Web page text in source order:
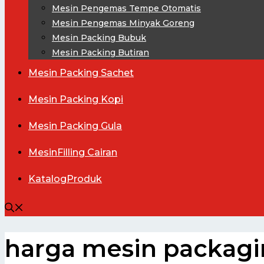
Mesin Pengemas Tempe Otomatis
Mesin Pengemas Minyak Goreng
Mesin Packing Bubuk
Mesin Packing Butiran
Mesin Packing Sachet
Mesin Packing Kopi
Mesin Packing Gula
MesinFilling Cairan
KatalogProduk
harga mesin